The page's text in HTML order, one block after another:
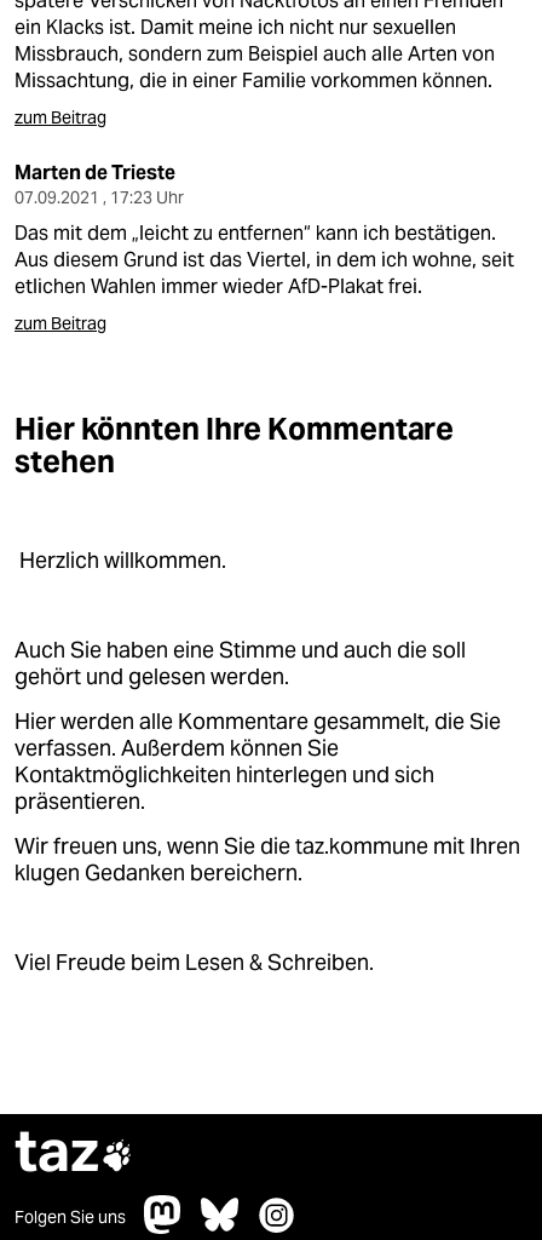
ein Klacks ist. Damit meine ich nicht nur sexuellen
Missbrauch, sondern zum Beispiel auch alle Arten von
Missachtung, die in einer Familie vorkommen können.
zum Beitrag
Marten de Trieste
07.09.2021 , 17:23 Uhr
Das mit dem „leicht zu entfernen“ kann ich bestätigen.
Aus diesem Grund ist das Viertel, in dem ich wohne, seit
etlichen Wahlen immer wieder AfD-Plakat frei.
zum Beitrag
Hier könnten Ihre Kommentare
stehen
Herzlich willkommen.
Auch Sie haben eine Stimme und auch die soll
gehört und gelesen werden.
Hier werden alle Kommentare gesammelt, die Sie
verfassen. Außerdem können Sie
Kontaktmöglichkeiten hinterlegen und sich
präsentieren.
Wir freuen uns, wenn Sie die taz.kommune mit Ihren
klugen Gedanken bereichern.
Viel Freude beim Lesen & Schreiben.
taz
Folgen Sie uns